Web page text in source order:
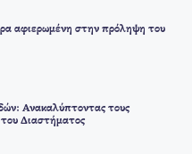
αφιερωμένη στην πρόληψη του
Ανακαλύπτοντας τους
Διαστήματος